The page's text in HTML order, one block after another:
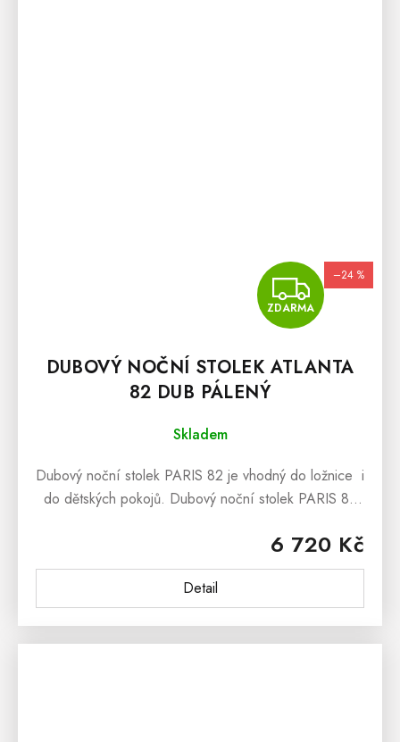
ZDARMA
–24 %
DUBOVÝ NOČNÍ STOLEK ATLANTA
82 DUB PÁLENÝ
Skladem
6 720 Kč
Detail
Dubový noční stolek PARIS 82 je vhodný do ložnice i
do dětských pokojů. Dubový noční stolek PARIS 82